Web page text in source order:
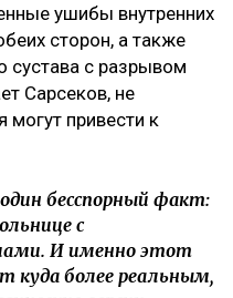
ушибы внутренних
сторон, а также
сустава с разрывом
Сарсеков, не
могут привести к
бесспорный факт:
с
И именно этот
куда более реальным,